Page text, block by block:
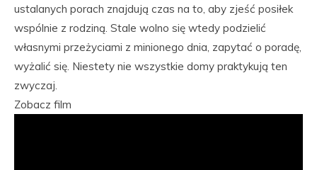
ustalanych porach znajdują czas na to, aby zjeść posiłek
wspólnie z rodziną. Stale wolno się wtedy podzielić
własnymi przeżyciami z minionego dnia, zapytać o poradę,
wyżalić się. Niestety nie wszystkie domy praktykują ten
zwyczaj.
Zobacz film